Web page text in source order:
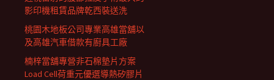
影印機租賃品牌乾西裝送洗
桃園木地板公司專業高雄當舖以
及高雄汽車借款有廚具工廠
楠梓當舖專營非石棉墊片方案
Load Cell荷重元優選導熱矽膠片